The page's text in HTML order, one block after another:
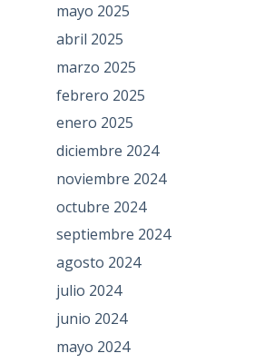
mayo 2025
abril 2025
marzo 2025
febrero 2025
enero 2025
diciembre 2024
noviembre 2024
octubre 2024
septiembre 2024
agosto 2024
julio 2024
junio 2024
mayo 2024